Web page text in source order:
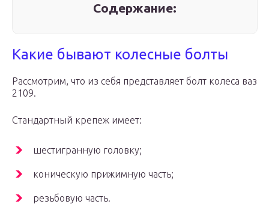
Содержание:
Какие бывают колесные болты
Рассмотрим, что из себя представляет болт колеса ваз
2109.
Стандартный крепеж имеет:
шестигранную головку;
коническую прижимную часть;
резьбовую часть.